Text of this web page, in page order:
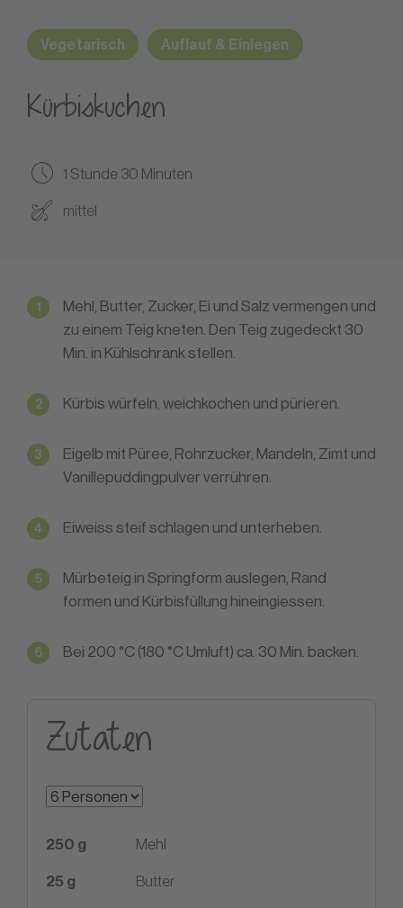
Vegetarisch Auflauf & Einlegen
Kürbiskuchen
1 Stunde 30 Minuten
mittel
Mehl, Butter, Zucker, Ei und Salz vermengen und
zu einem Teig kneten. Den Teig zugedeckt 30
Min. in Kühlschrank stellen.
Kürbis würfeln, weichkochen und pürieren.
Eigelb mit Püree, Rohrzucker, Mandeln, Zimt und
Vanillepuddingpulver verrühren.
Eiweiss steif schlagen und unterheben.
Mürbeteig in Springform auslegen, Rand
formen und Kürbisfüllung hineingiessen.
Bei 200 °C (180 °C Umluft) ca. 30 Min. backen.
Zutaten
250 g Mehl
25 g Butter